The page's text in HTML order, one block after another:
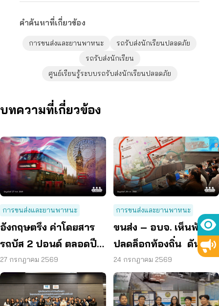
คำค้นหาที่เกี่ยวข้อง
การขนส่งและยานพาหนะ
รถรับส่งนักเรียนปลอดภัย
รถรับส่งนักเรียน
ศูนย์เรียนรู้ระบบรถรับส่งนักเรียนปลอดภัย
บทความที่เกี่ยวข้อง
การขนส่งและยานพาหนะ
อังกฤษตรึง ค่าโดยสาร
รถบัส 2 ปอนด์ ตลอดปี
70 ลดค่าครองชีพ
27 กรกฎาคม 2569
การขนส่งและยานพาหนะ
ขนส่ง – อบจ. เห็นพ้อง
ปลดล็อกท้องถิ่น ดัน EV
Bus อยุธยา
24 กรกฎาคม 2569